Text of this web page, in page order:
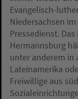
Evangelisch-
Niedersachsen
Pressedienst.
Hermannsburg
unter anderem in
Lateinamerika
Freiwillige aus